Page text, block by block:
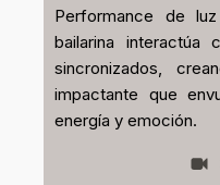
Performance de
bailarina interactúa
sincronizados,
impactante que
energía y emoción.